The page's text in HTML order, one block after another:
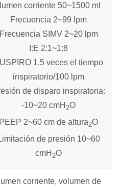
corriente 50~1500 ml
Frecuencia 2~99 lpm
Frecuencia SIMV 2~20 lpm
I:E 2:1~1:8
1.5 veces el tiempo
inspiratorio/100 lpm
de disparo inspiratoria:
-10~20 cmH 2O
PEEP 2~60 cm de altura2O
de presión 10~60
cmH 2O
corriente, volumen de